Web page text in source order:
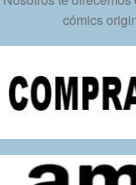
-
Descarga
Inmediata
cómics